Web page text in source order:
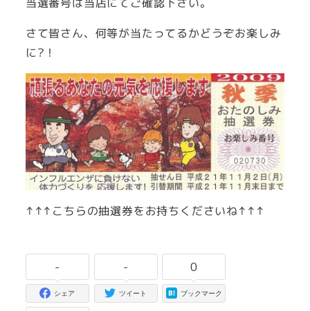
さて皆さん、何等が当たってるかどうぞお楽しみ
に?！
↑↑↑こちらの抽選券をお持ちくださいね↑↑↑
-
シェア
-
ツイート
0
ブックマーク